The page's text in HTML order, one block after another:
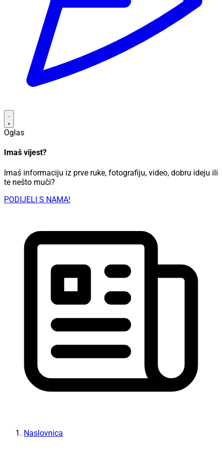
Oglas
Imaš vijest?
Imaš informaciju iz prve ruke, fotografiju, video, dobru ideju ili
te nešto muči?
PODIJELI S NAMA!
Naslovnica